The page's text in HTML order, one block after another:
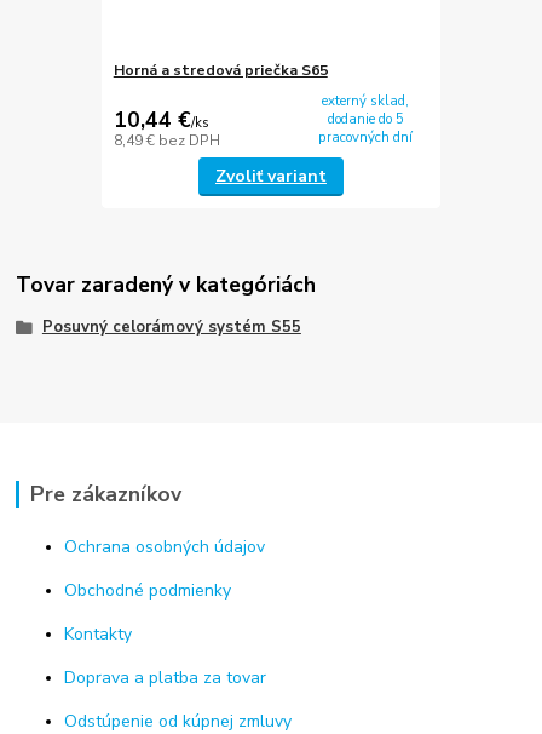
Horná a stredová priečka S65
10,44 €/ks
8,49 € bez DPH
externý sklad,
dodanie do 5
pracovných dní
Zvoliť variant
Tovar zaradený v kategóriách
Posuvný celorámový systém S55
Pre zákazníkov
Ochrana osobných údajov
Obchodné podmienky
Kontakty
Doprava a platba za tovar
Odstúpenie od kúpnej zmluvy